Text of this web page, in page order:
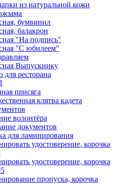
из натуральной кожи
бумвинил
балакрон
"На подпись"
"C юбилеем"
Выпускнику
ресторана
присяга
клятва кадета
волонтёра
документов
для ламинирования
удостоверение, корочка
удостоверение, корочка
пропуска, корочка